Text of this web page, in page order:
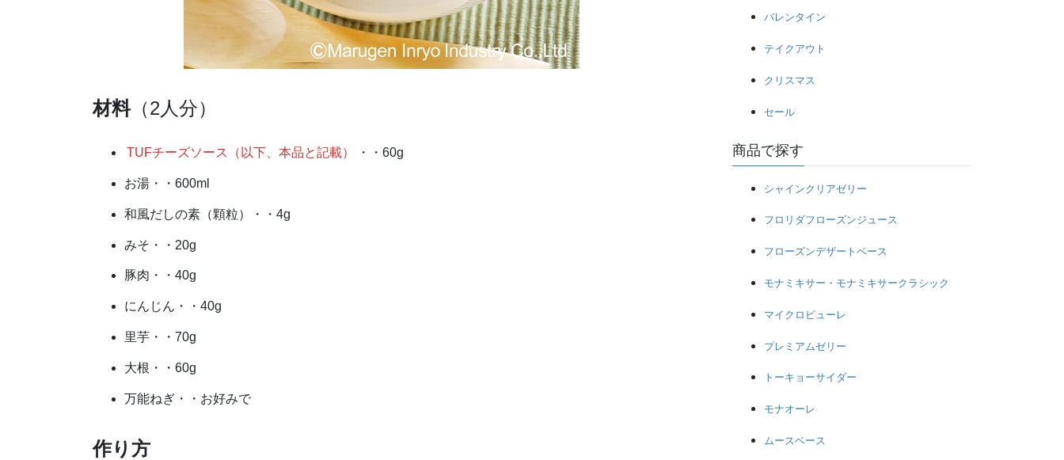
材料（2人分）
TUFチーズソース（以下、本品と記載） ・・60g
お湯・・600ml
和風だしの素（顆粒）・・4g
みそ・・20g
豚肉・・40g
にんじん・・40g
里芋・・70g
大根・・60g
万能ねぎ・・お好みで
作り方
バレンタイン
テイクアウト
クリスマス
セール
商品で探す
シャインクリアゼリー
フロリダフローズンジュース
フローズンデザートベース
モナミキサー・モナミキサークラシック
マイクロピューレ
プレミアムゼリー
トーキョーサイダー
モナオーレ
ムースベース